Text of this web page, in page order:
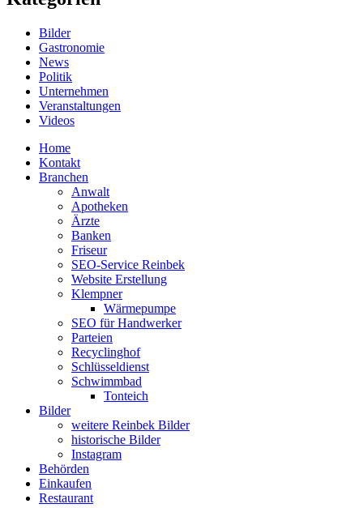
Bilder
Gastronomie
News
Politik
Unternehmen
Veranstaltungen
Videos
Home
Kontakt
Branchen
Anwalt
Apotheken
Ärzte
Banken
Friseur
SEO-Service Reinbek
Website Erstellung
Klempner
Wärmepumpe
SEO für Handwerker
Parteien
Recyclinghof
Schlüsseldienst
Schwimmbad
Tonteich
Bilder
weitere Reinbek Bilder
historische Bilder
Instagram
Behörden
Einkaufen
Restaurant